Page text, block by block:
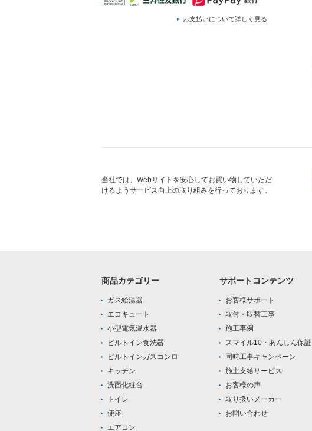
お支払いについて詳しく見る
当社では、Webサイトを安心してお買い物していただ
けるようサービス向上の取り組みを行っております。
商品カテゴリー
ガス給湯器
エコキュート
小型電気温水器
ビルトイン食洗器
ビルトインガスコンロ
キッチン
洗面化粧台
トイレ
便座
エアコン
サポートコンテンツ
お客様サポート
取付・取替工事
施工事例
スマイル10・あんしん保証
同時工事キャンペーン
施主支給サービス
お客様の声
取り扱いメーカー
お問い合わせ